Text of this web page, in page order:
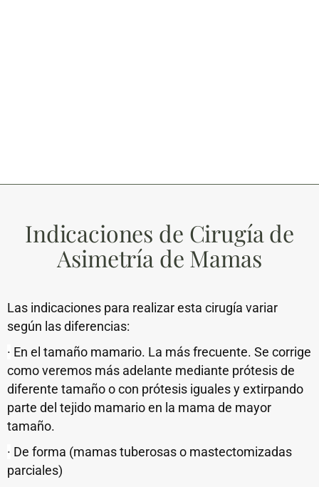
Indicaciones de Cirugía de
Asimetría de Mamas
Las indicaciones para realizar esta cirugía variar
según las diferencias:
· En el tamaño mamario. La más frecuente. Se corrige
como veremos más adelante mediante prótesis de
diferente tamaño o con prótesis iguales y extirpando
parte del tejido mamario en la mama de mayor
tamaño.
· De forma (mamas tuberosas o mastectomizadas
parciales)